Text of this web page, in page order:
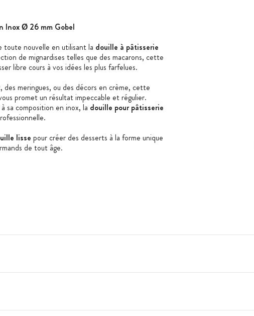
Inox Ø 26 mm Gobel
toute nouvelle en utilisant la douille à pâtisserie
de mignardises telles que des macarons, cette
libre cours à vos idées les plus farfelues.
meringues, ou des décors en crème, cette
promet un résultat impeccable et régulier.
sa composition en inox, la douille pour pâtisserie
lisse pour créer des desserts à la forme unique
de tout âge.